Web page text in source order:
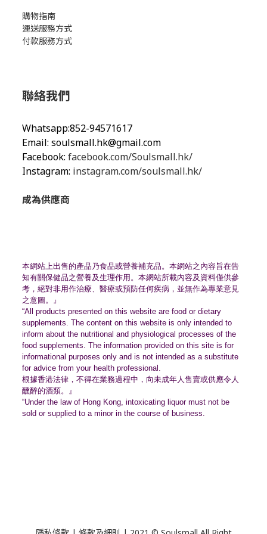
購物指南
運送服務方式
付款服務方式
聯絡我們
Whatsapp:852-94571617
Email: soulsmall.hk@gmail.com
Facebook: facebook.com/Soulsmall.hk/
Instagram: instagram.com/soulsmall.hk/
成為供應商
本網站上出售的產品乃食品或營養補充品。 本網站之內容旨在告
知有關保健品之營養及生理作用。 本網站所載內容及資料僅供參
考，絕對非用作治療、 醫療或預防任何疾病，並無作為專業意見
之意圖。』
“All products presented on this website are food or dietary
supplements. The content on this website is only intended to
inform about the nutritional and physiological processes of the
food supplements. The information provided on this site is for
informational purposes only and is not intended as a substitute
for advice from your health professional.
根據香港法律，不得在業務過程中， 向未成年人售賣或供應令人
醺醉的酒類。』
“Under the law of Hong Kong, intoxicating liquor must not be
sold or supplied to a minor in the course of business.